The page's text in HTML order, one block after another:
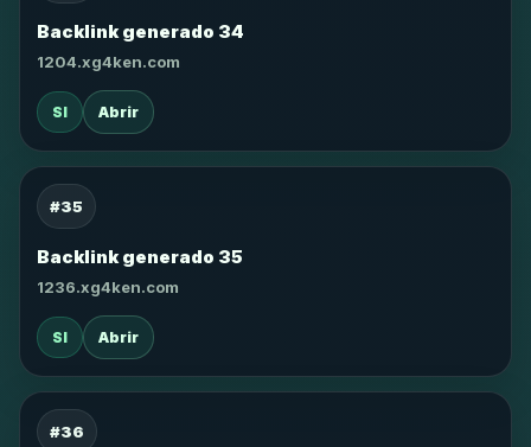
Backlink generado 34
1204.xg4ken.com
SI Abrir
#35
Backlink generado 35
1236.xg4ken.com
SI Abrir
#36